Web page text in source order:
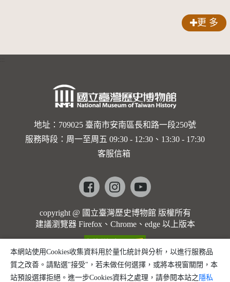
更 多
地址：709025 臺南市安南區長和路一段250號
服務時段：周一至周五 09:30 - 12:30、13:30 - 17:30
客服信箱
Facebookinstagramyoutube
copyright @ 國立臺灣歷史博物館 版權所有
建議瀏覽器 Firefox、Chrome、edge 以上版本
本網站使用Cookies收集資料用於量化統計與分析，以進行服務品
質之改善。請點選"接受"，若未做任何選擇，或將本視窗關閉，本
站預設選擇拒絕。進一步Cookies資料之處理，請參閱本站之 隱私